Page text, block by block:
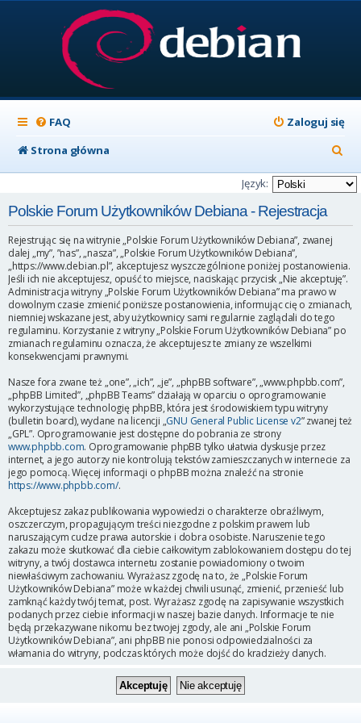
FAQ
Zaloguj się
Strona główna
z
u
j
Język:
Polskie Forum Użytkowników Debiana - Rejestracja
Rejestrując się na witrynie „Polskie Forum Użytkowników Debiana”, zwanej
dalej „my”, ”nas”, „nasza”, „Polskie Forum Użytkowników Debiana”,
„https://www.debian.pl”, akceptujesz wyszczególnione poniżej postanowienia.
Jeśli ich nie akceptujesz, opuść to miejsce, naciskając przycisk „Nie akceptuję”.
Administracja witryny „Polskie Forum Użytkowników Debiana” ma prawo w
dowolnym czasie zmienić poniższe postanowienia, informując cię o zmianach,
niemniej wskazane jest, aby użytkownicy sami regularnie zaglądali do tego
regulaminu. Korzystanie z witryny „Polskie Forum Użytkowników Debiana” po
zmianach regulaminu oznacza, że akceptujesz te zmiany ze wszelkimi
konsekwencjami prawnymi.
Nasze fora zwane też „one”, „ich”, „je”, „phpBB software”, „www.phpbb.com”,
„phpBB Limited”, „phpBB Teams” działają w oparciu o oprogramowanie
wykorzystujące technologię phpBB, która jest środowiskiem typu witryny
(bulletin board), wydane na licencji „GNU General Public License v2” zwanej też
„GPL”. Oprogramowanie jest dostępne do pobrania ze strony
www.phpbb.com. Oprogramowanie phpBB tylko ułatwia dyskusje przez
internet, a jego autorzy nie kontrolują tekstów zamieszczanych w internecie za
jego pomocą. Więcej informacji o phpBB można znaleźć na stronie
https://www.phpbb.com/.
Akceptujesz zakaz publikowania wypowiedzi o charakterze obraźliwym,
oszczerczym, propagującym treści niezgodne z polskim prawem lub
naruszającym cudze prawa autorskie i dobra osobiste. Naruszenie tego
zakazu może skutkować dla ciebie całkowitym zablokowaniem dostępu do tej
witryny, a twój dostawca internetu zostanie powiadomiony o twoim
niewłaściwym zachowaniu. Wyrażasz zgodę na to, że „Polskie Forum
Użytkowników Debiana” może w każdej chwili usunąć, zmienić, przenieść lub
zamknąć każdy twój temat, post. Wyrażasz zgodę na zapisywanie wszystkich
podanych przez ciebie informacji w naszej bazie danych. Informacje te nie
będą przekazywane nikomu bez twojej zgody, ale ani „Polskie Forum
Użytkowników Debiana”, ani phpBB nie ponosi odpowiedzialności za
włamania do witryny, podczas których może dojść do kradzieży danych.